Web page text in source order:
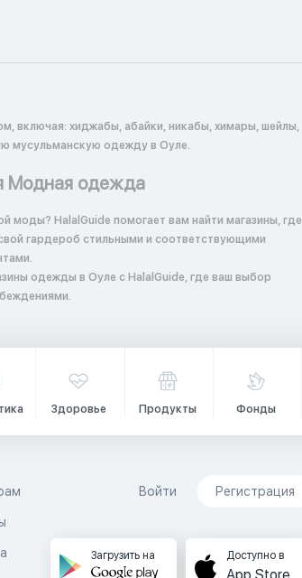
включая: хиджабы, абайки, никабы, химары, шейлы,
мусульманскую одежду в Оуле.
Модная одежда
моды? HalalGuide помогает вам найти магазины, где
гардероб стильными и соответствующими
одежды в Оуле с HalalGuide, где ваш выбор
Здоровье Продукты Фонды
Войти Регистрация
Загрузить на Доступно в